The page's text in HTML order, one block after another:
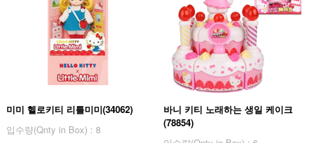
미미 헬로키티 리틀미미(34062)
입수량(Qnty in Box) : 8
바니 키티 노래하는 생일 케이크
(78854)